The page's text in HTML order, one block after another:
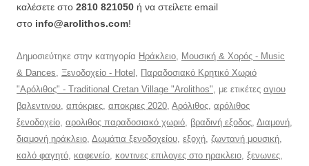
καλέσετε στο 2810 821050 ή να στείλετε email
στο info@arolithos.com!
Δημοσιεύτηκε στην κατηγορία Ηράκλειο
Μουσική & Χορός - Music
& Dances Ξενοδοχείο - Hotel
Παραδοσιακό Κρητικό Χωριό
"Αρόλιθος" - Traditional Cretan Village "Arolithos" , με ετικέτες αγιου
βαλεντινου απόκριες αποκριες 2020 Αρόλιθος αρόλιθος
ξενοδοχείο αρολιθος παραδοσιακό χωριό βραδινή εξοδος Διαμονή
διαμονή ηράκλειο Δωμάτια ξενοδοχείου εξοχή ζωντανή μουσική
καλό φαγητό καφενείο κοντινες επιλογες στο ηρακλειο ξενωνες